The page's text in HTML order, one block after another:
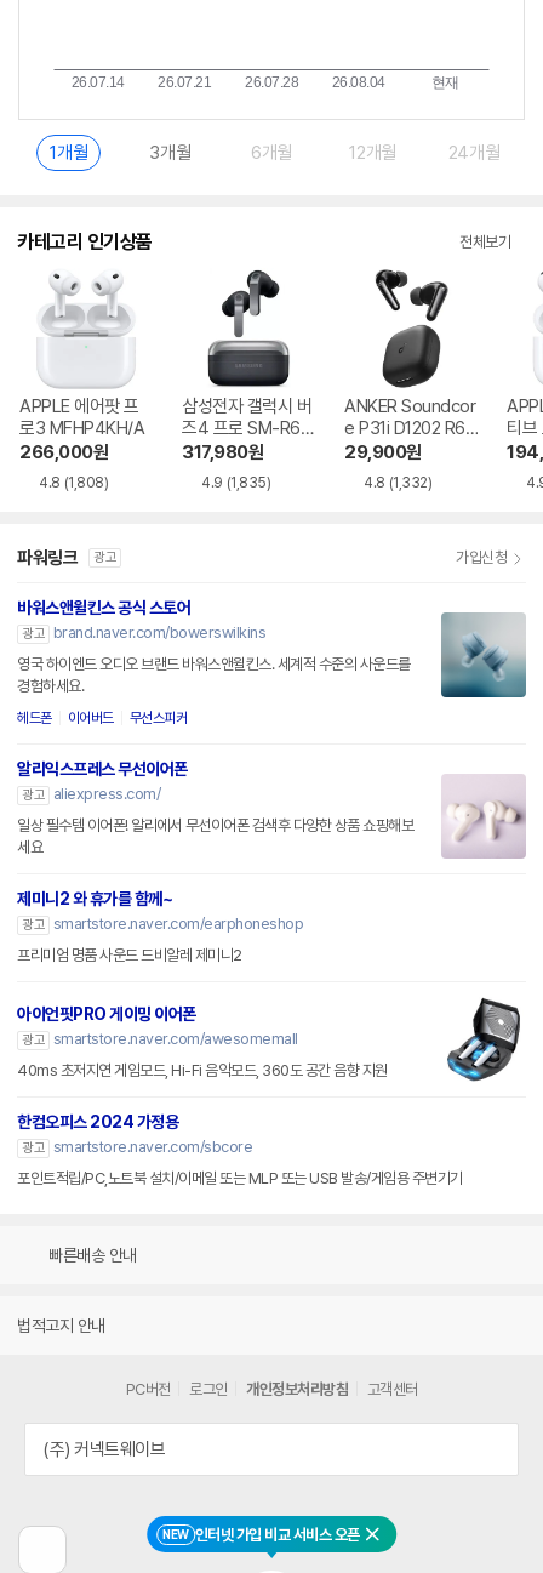
NEW 인터넷 가입 비교 서비스 오픈 닫기
1개월 3개월 6개월 12개월 24개월
카테고리 인기상품 전체보기
APPLE 에어팟 프
로3 MFHP4KH/A
266,000원
4.8 (1,808)
삼성전자 갤럭시 버
즈4 프로 SM-R64
0
317,980원
4.9 (1,835)
ANKER Soundcor
e P31i D1202 R60
i NC
29,900원
4.8 (1,332)
티브
파워링크 광고 가입신청
바워스앤윌킨스 공식 스토어
광고
brand.naver.com/bowerswilkins
영국 하이엔드 오디오 브랜드 바워스앤윌킨스. 세계적 수준의 사운드를
경험하세요.
헤드폰 이어버드 무선스피커
알리익스프레스 무선이어폰
광고
aliexpress.com/
일상 필수템 이어폰! 알리에서 무선이어폰 검색후 다양한 상품 쇼핑해보
세요
제미니2 와 휴가를 함께~
광고 smartstore.naver.com/earphoneshop
프리미엄 명품 사운드 드비알레 제미니2
아이언핏PRO 게이밍 이어폰
광고 smartstore.naver.com/awesomemall
40ms 초저지연 게임모드, Hi-Fi 음악모드, 360도 공간 음향 지원
한컴오피스 2024 가정용
광고 smartstore.naver.com/sbcore
포인트적립/PC,노트북 설치/이메일 또는 MLP 또는 USB 발송/게임용 주변기기
빠른배송 안내
법적고지 안내
PC버전 로그인 개인정보처리방침 고객센터
(주) 커넥트웨이브